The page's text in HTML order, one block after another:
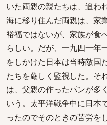
いた両親の親たちは、追わ
海に移り住んだ両親は、家
裕福ではないが、家族が食
らしい。だが、一九四一年
をしかけた日本は当時敵国
たちを厳しく監視した。そ
は、父親の作ったパンが多
いう。太平洋戦争中に日本
ったのでそのときの苦労を